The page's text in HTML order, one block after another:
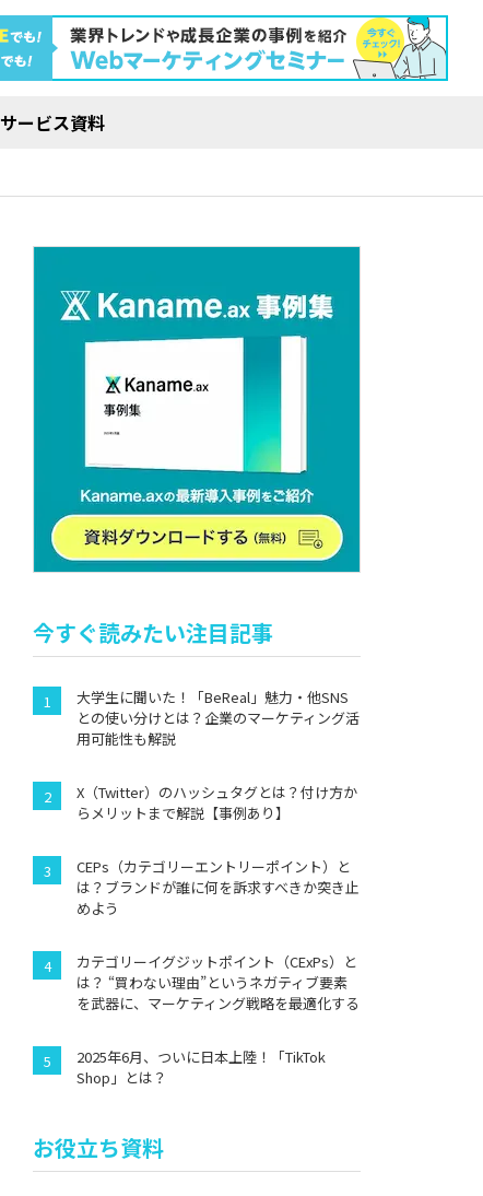
サービス資料
今すぐ読みたい注目記事
大学生に聞いた！「BeReal」魅力・他SNS
との使い分けとは？企業のマーケティング活
用可能性も解説
X（Twitter）のハッシュタグとは？付け方か
らメリットまで解説【事例あり】
CEPs（カテゴリーエントリーポイント）と
は？ブランドが誰に何を訴求すべきか突き止
めよう
カテゴリーイグジットポイント（CExPs）と
は？ “買わない理由”というネガティブ要素
を武器に、マーケティング戦略を最適化する
2025年6月、ついに日本上陸！「TikTok
Shop」とは？
お役立ち資料